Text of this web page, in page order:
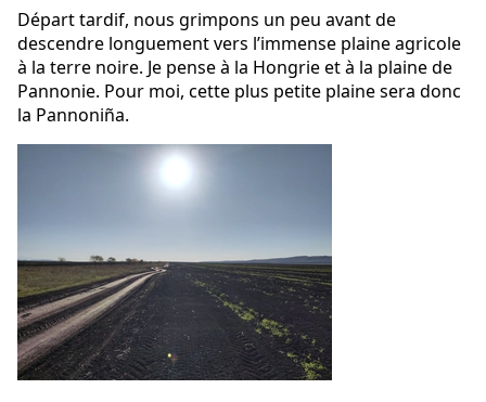
Départ tardif, nous grimpons un peu avant de
descendre longuement vers l’immense plaine agricole
à la terre noire. Je pense à la Hongrie et à la plaine de
Pannonie. Pour moi, cette plus petite plaine sera donc
la Pannoniña.